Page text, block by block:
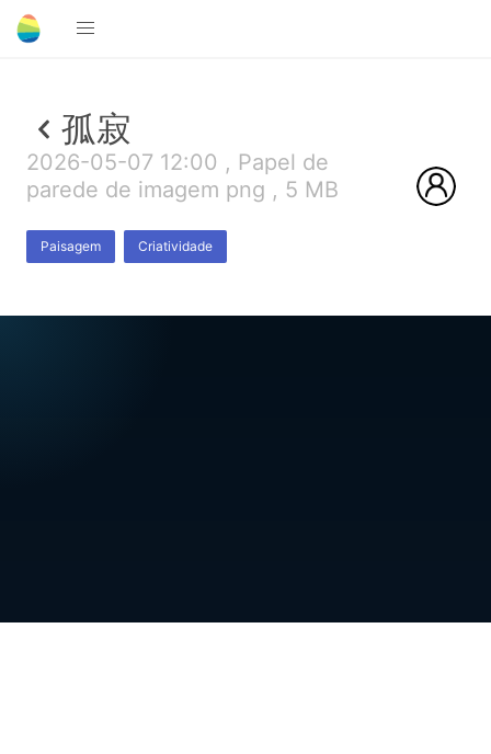
孤寂
2026-05-07 12:00 , Papel de
parede de imagem png , 5 MB
Paisagem Criatividade